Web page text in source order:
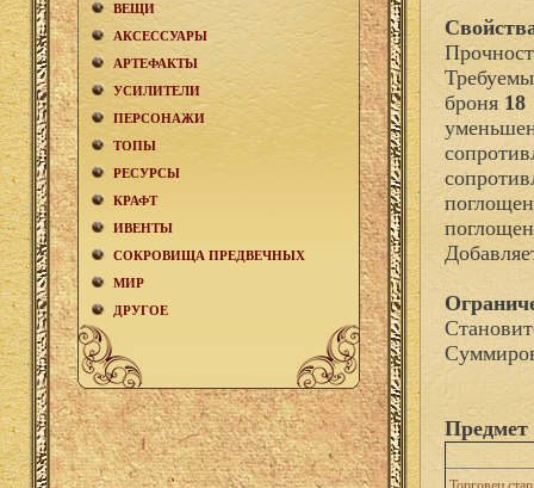
ВЕЩИ
АКCЕСCУАРЫ
АРТЕФАКТЫ
УСИЛИТЕЛИ
ПЕРСОНАЖИ
ТОПЫ
РЕСУРСЫ
КРАФТ
ИВЕНТЫ
СОКРОВИЩА ПРЕДВЕЧНЫХ
МИР
ДРУГОЕ
броня 18
Предмет